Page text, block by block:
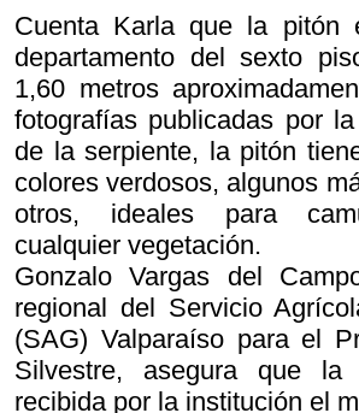
Cuenta Karla que la pitón
departamento del sexto
1,60 metros
fotografías publicadas por
de la serpiente, la pitón
colores verdosos, algunos
otros, ideales para
cualquier vegetación.
Gonzalo Vargas del
regional del Servicio
(SAG) Valparaíso para el
Silvestre, asegura que la
recibida por la institución el